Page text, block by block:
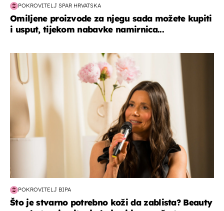
POKROVITELJ SPAR HRVATSKA
Omiljene proizvode za njegu sada možete kupiti
i usput, tijekom nabavke namirnica...
moda & ljepota
POKROVITELJ BIPA
Što je stvarno potrebno koži da zablista? Beauty